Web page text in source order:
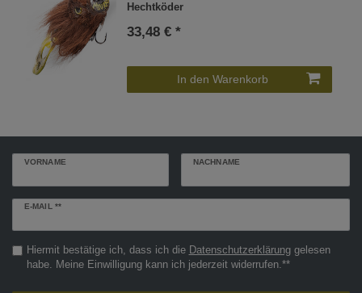
Hechtköder
33,48 € *
In den Warenkorb
VORNAME NACHNAME
E-MAIL **
Newsletter
Hiermit bestätige ich, dass ich die Daten­schutz­erklärunggelesen
habe. Meine Einwilligung kann ich jederzeit widerrufen.**